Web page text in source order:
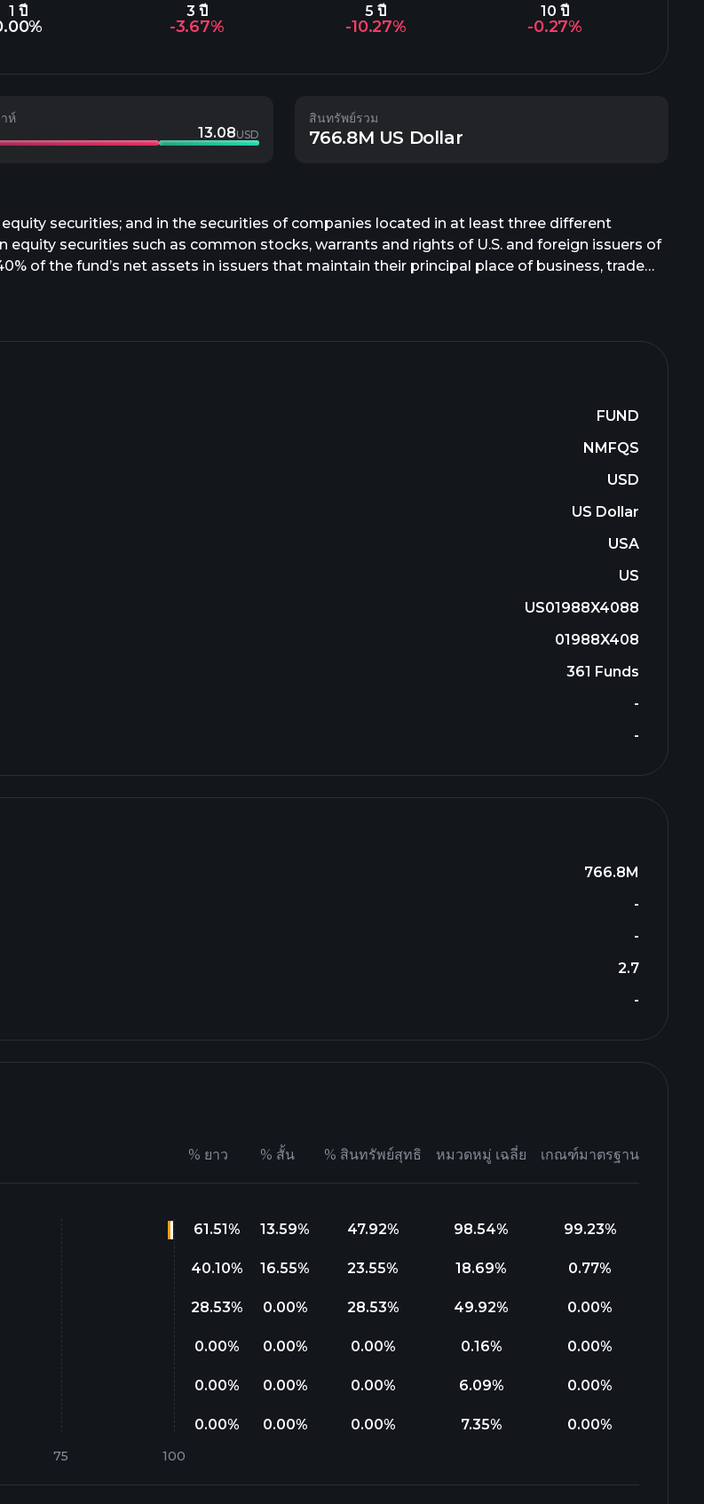
1 ปี 3 ปี
-3.67%
5 ปี
-10.27%
10 ปี
-0.27%
ห์
13.08USD
สินทรัพย์รวม
766.8M US Dollar
securities; and in the securities of companies located in at least three different
equity securities such as common stocks, warrants and rights of U.S. and foreign issuers of
of the fund’s net assets in issuers that maintain their principal place of business, trade
FUND
NMFQS
USD
US Dollar
USA
US
US01988X4088
01988X408
361 Funds
-
-
766.8M
-
-
2.7
-
% ยาว % สั้น % สินทรัพย์สุทธิ หมวดหมู่ เฉลี่ย เกณฑ์มาตรฐาน
61.51% 13.59% 47.92% 98.54% 99.23%
40.10% 16.55% 23.55% 18.69% 0.77%
28.53% 0.00% 28.53% 49.92% 0.00%
0.00% 0.00% 0.00% 0.16% 0.00%
0.00% 0.00% 0.00% 6.09% 0.00%
0.00% 0.00% 0.00% 7.35% 0.00%